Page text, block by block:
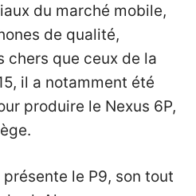
du marché mobile,
de qualité,
chers que ceux de la
il a notamment été
produire le Nexus 6P,
présente le P9, son tout